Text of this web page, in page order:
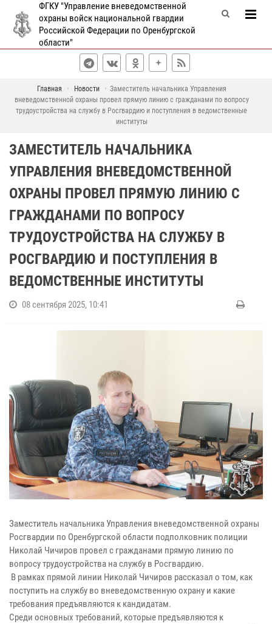
ФГКУ "Управление вневедомственной
охраны войск национальной гвардии
Российской Федерации по Оренбургской
области"
Главная Новости
Заместитель начальника Управления
вневедомственной охраны провел прямую линию с гражданами по вопросу
трудоустройства на службу в Росгвардию и поступления в ведомственные
институты
ЗАМЕСТИТЕЛЬ НАЧАЛЬНИКА
УПРАВЛЕНИЯ ВНЕВЕДОМСТВЕННОЙ
ОХРАНЫ ПРОВЕЛ ПРЯМУЮ ЛИНИЮ С
ГРАЖДАНАМИ ПО ВОПРОСУ
ТРУДОУСТРОЙСТВА НА СЛУЖБУ В
РОСГВАРДИЮ И ПОСТУПЛЕНИЯ В
ВЕДОМСТВЕННЫЕ ИНСТИТУТЫ
08 сентября 2025, 10:41
Заместитель начальника Управления вневедомственной охраны
Росгвардии по Оренбургской области подполковник полиции
Николай Чичиров провел с гражданами прямую линию по
вопросу трудоустройства на службу в Росгвардию.
В рамках прямой линии Николай Чичиров рассказал о том, как
поступить на службу во вневедомственную охрану и какие
требования предъявляются к кандидатам.
Среди основных требований, которые предъявляются к